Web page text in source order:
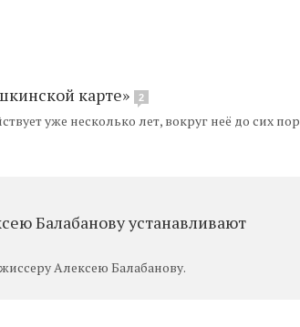
карте» 2
уже несколько лет, вокруг неё до сих пор
Балабанову устанавливают
Алексею Балабанову.